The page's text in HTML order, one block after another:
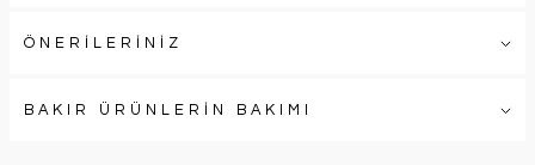
ÖNERİLERİNİZ
BAKIR ÜRÜNLERİN BAKIMI